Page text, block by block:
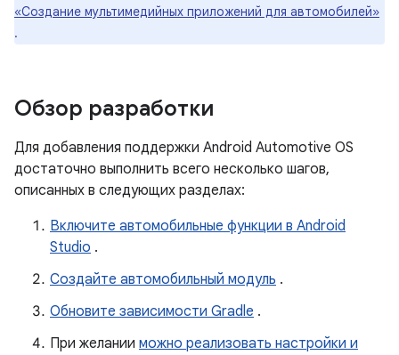
«Создание мультимедийных приложений для автомобилей»
.
Обзор разработки
Для добавления поддержки Android Automotive OS
достаточно выполнить всего несколько шагов,
описанных в следующих разделах:
Включите автомобильные функции в Android
Studio .
Создайте автомобильный модуль .
Обновите зависимости Gradle .
При желании можно реализовать настройки и